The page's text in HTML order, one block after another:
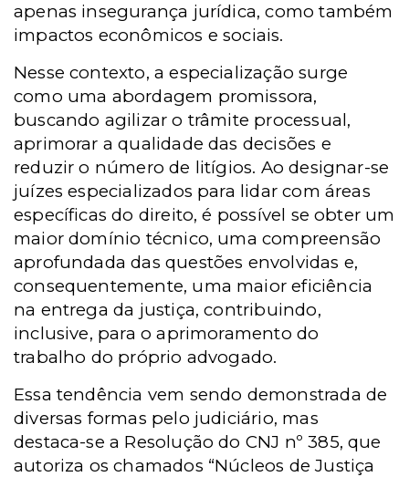
apenas insegurança jurídica, como também
impactos econômicos e sociais.
Nesse contexto, a especialização surge
como uma abordagem promissora,
buscando agilizar o trâmite processual,
aprimorar a qualidade das decisões e
reduzir o número de litígios. Ao designar-se
juízes especializados para lidar com áreas
específicas do direito, é possível se obter um
maior domínio técnico, uma compreensão
aprofundada das questões envolvidas e,
consequentemente, uma maior eficiência
na entrega da justiça, contribuindo,
inclusive, para o aprimoramento do
trabalho do próprio advogado.
Essa tendência vem sendo demonstrada de
diversas formas pelo judiciário, mas
destaca-se a Resolução do CNJ nº 385, que
autoriza os chamados “Núcleos de Justiça